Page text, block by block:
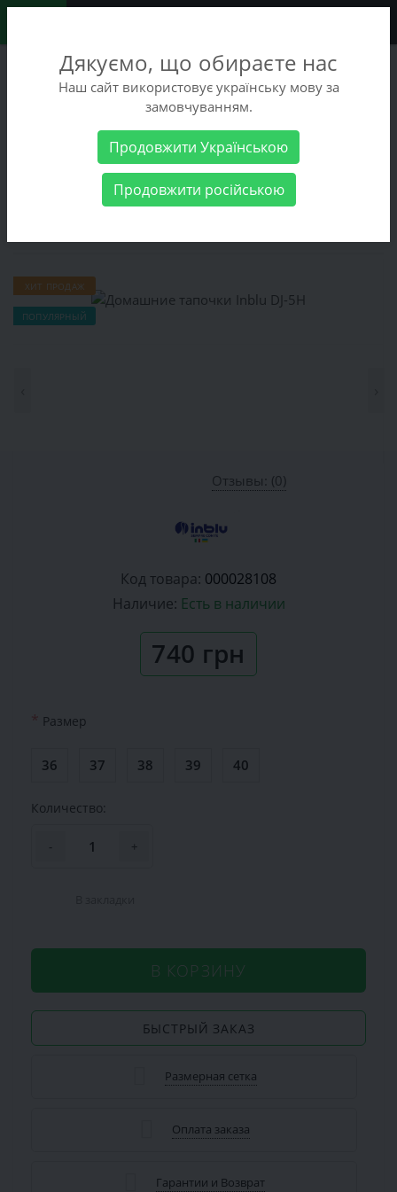
+38 (068) 486-90-09
+38 (093) 486-90-09
Женские товары Женская обувь
Домашние тапочки Inblu
ХИТ ПРОДАЖ
ПОПУЛЯРНЫЙ
Отзывы: (0)
Код товара: 000028108
Наличие: Есть в наличии
740 грн
* Размер
36 37 38 39 40
Количество:
- +
В КОРЗИНУ
БЫСТРЫЙ ЗАКАЗ
Размерная сетка
Оплата заказа
Гарантии и Возврат
Дякуємо, що обираєте нас
Наш сайт використовує українську мову за
замовчуванням.
Продовжити Українською
Продовжити російською